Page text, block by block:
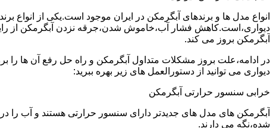
انواع مدل ها و برندهای آبگرمکن در ایران موجود است.یکی از انواع
دیواری،است.کاهش فشار آب،خاموش شدن،جرقه نزدن آبگرمکن از
آبگرمکن بروز می کند.
در ادامه،علت بروز مشکلات متداول آبگرمکن و راه حل رفع آن ها را
دیواری می توانید از دستورالعمل های زیر بهره ببرید:
خرابی سنسور حرارتی آبگرمکن
آبگرمکن های مدل های جدیدتر دارای سنسور حرارتی هستند و آب
شده،نگه می دارند.